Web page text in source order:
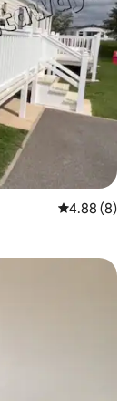
평점 4.88점
4.88 (8)